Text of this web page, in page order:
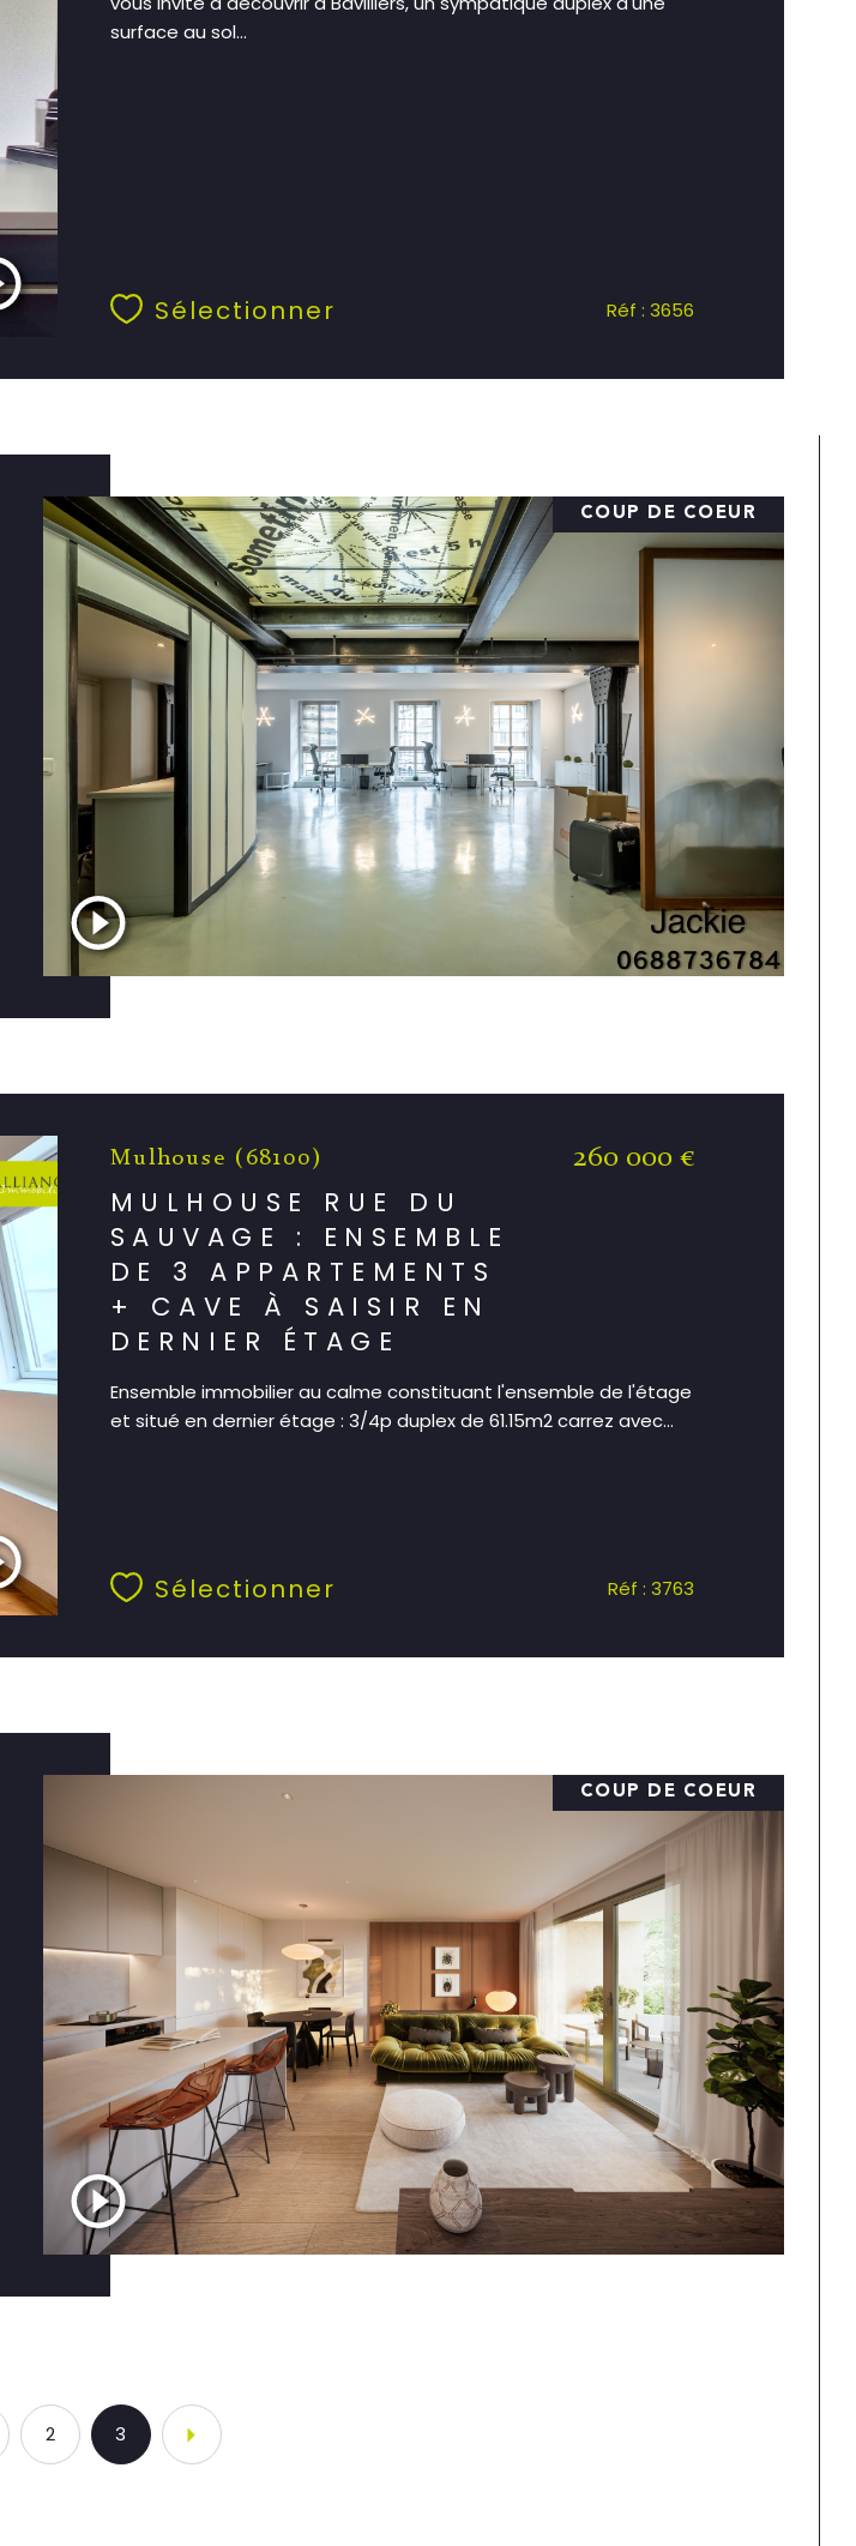
surface au sol...
Sélectionner Réf : 3656
COUP DE COEUR
Mulhouse (68100)
MULHOUSE RUE DU
SAUVAGE : ENSEMBLE
DE 3 APPARTEMENTS
+ CAVE À SAISIR EN
DERNIER ÉTAGE
260 000 €
Ensemble immobilier au calme constituant l'ensemble de l'étage
et situé en dernier étage : 3/4p duplex de 61.15m2 carrez avec...
Sélectionner Réf : 3763
COUP DE COEUR
2 3